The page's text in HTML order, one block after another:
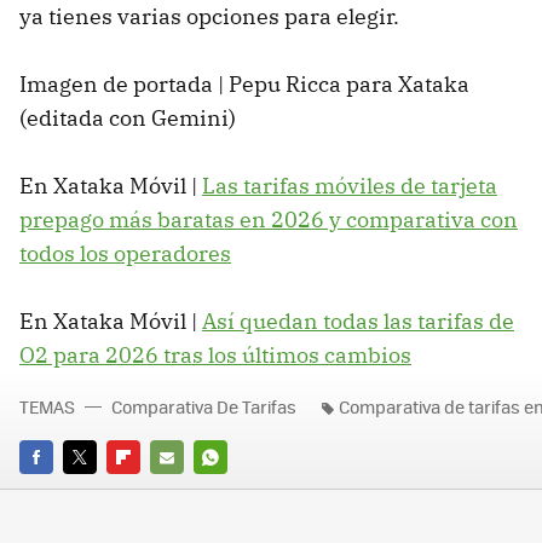
ya tienes varias opciones para elegir.
Imagen de portada | Pepu Ricca para Xataka
(editada con Gemini)
En Xataka Móvil | Las tarifas móviles de tarjeta
prepago más baratas en 2026 y comparativa con
todos los operadores
En Xataka Móvil | Así quedan todas las tarifas de
O2 para 2026 tras los últimos cambios
FACEBOOK
TWITTERFLIPBOARD
E-
WHATSAPP
TEMAS Comparativa De Tarifas Comparativa de tarifas